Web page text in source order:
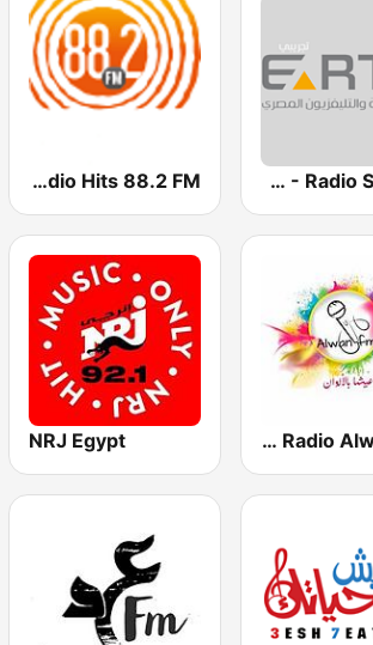
ERTU - Radio Shabab (إذاعة الشباب والرياضة) Radio Hits 88.2 FM
Radio Alwan FM (راديو ألوان أف إم) NRJ Egypt